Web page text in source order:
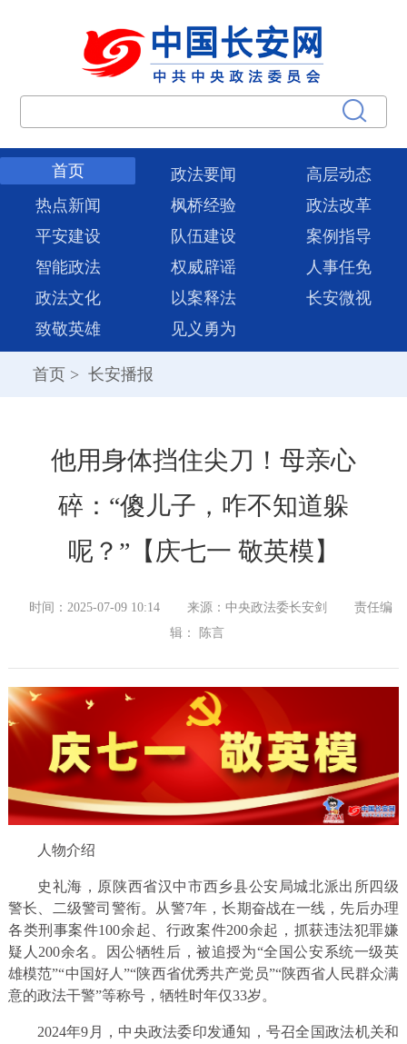
首页 政法要闻
高层动态
热点新闻
枫桥经验
政法改革
平安建设
队伍建设
案例指导
智能政法
权威辟谣
人事任免
政法文化
以案释法
长安微视
致敬英雄
见义勇为
首页 > 长安播报
他用身体挡住尖刀！母亲心
碎：“傻儿子，咋不知道躲
呢？”【庆七一 敬英模】
时间：2025-07-09 10:14 来源：中央政法委长安剑
责任编
辑： 陈言
人物介绍
史礼海，原陕西省汉中市西乡县公安局城北派出所四级
警长、二级警司警衔。从警7年，长期奋战在一线，先后办理
各类刑事案件100余起、行政案件200余起，抓获违法犯罪嫌
疑人200余名。因公牺牲后，被追授为“全国公安系统一级英
雄模范”“中国好人”“陕西省优秀共产党员”“陕西省人民群众满
意的政法干警”等称号，牺牲时年仅33岁。
2024年9月，中央政法委印发通知，号召全国政法机关和